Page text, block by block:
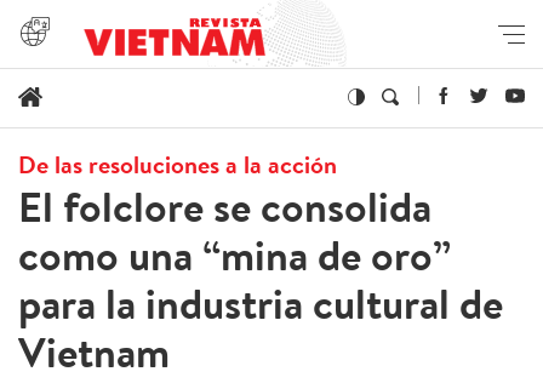
De las resoluciones a la acción
El folclore se consolida
como una “mina de oro”
para la industria cultural de
Vietnam